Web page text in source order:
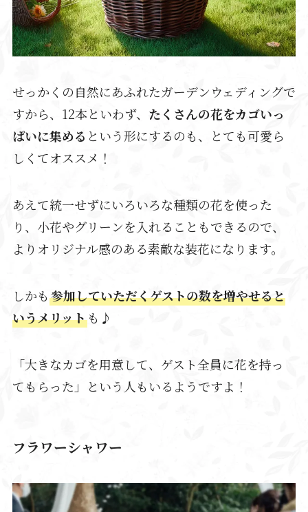
せっかくの自然にあふれたガーデンウェディングで
すから、12本といわず、 たくさんの花をカゴいっ
ぱいに集める という形にするのも、とても可愛ら
しくてオススメ！
あえて統一せずにいろいろな種類の花を使った
り、小花やグリーンを入れることもできるので、
よりオリジナル感のある素敵な装花になります。
しかも 参加していただくゲストの数を増やせると
いうメリットも♪
「大きなカゴを用意して、ゲスト全員に花を持っ
てもらった」という人もいるようですよ！
フラワーシャワー